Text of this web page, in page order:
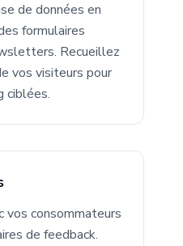
de données en
formulaires
Recueillez
vos visiteurs pour
ciblées.
vos consommateurs
de feedback.